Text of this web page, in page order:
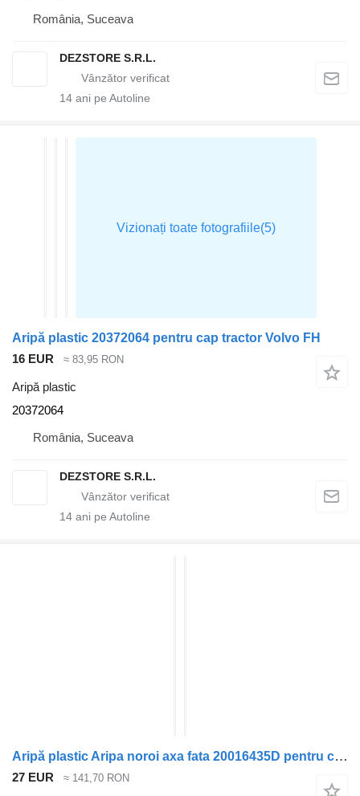
România, Suceava
DEZSTORE S.R.L.
14 ani pe Autoline
Aripă plastic 20372064 pentru cap tractor Volvo FH
16 EUR
≈ 83,95 RON
Aripă plastic
20372064
România, Suceava
DEZSTORE S.R.L.
14 ani pe Autoline
Aripă plastic Aripa noroi axa fata 20016435D pentru cap tractor Volvo FH
27 EUR ≈ 141,70 RON